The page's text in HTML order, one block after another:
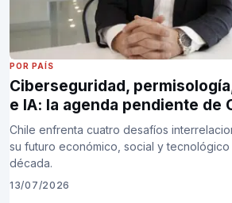
POR PAÍS
Ciberseguridad,
e IA: la agenda pendiente de
Chile enfrenta cuatro desafíos
su futuro económico, social y tecnológico
década.
13/07/2026